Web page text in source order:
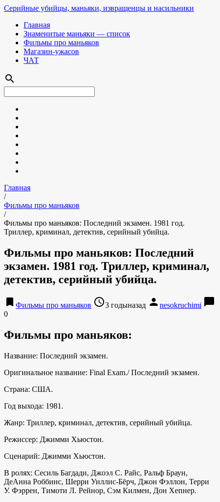
Серийные убийцы, маньяки, извращенцы и насильники
Главная
Знаменитые маньяки — список
Фильмы про маньяков
Магазин-ужасов
ЧАТ
search
Главная
/
Фильмы про маньяков
/
Фильмы про маньяков: Последний экзамен. 1981 год.
Триллер, криминал, детектив, серийный убийца.
Фильмы про маньяков: Последний
экзамен. 1981 год. Триллер, криминал,
детектив, серийный убийца.
bookmark Фильмы про маньяков access_time3 годыназад person nesokruchimi chat_bubble
0
Фильмы про маньяков:
Название: Последний экзамен.
Оригинальное название: Final Exam./ Последний экзамен.
Страна: США.
Год выхода: 1981.
Жанр: Триллер, криминал, детектив, серийный убийца.
Режиссер: Джимми Хьюстон.
Сценарий: Джимми Хьюстон.
В ролях: Сесиль Багдади, Джоэл С. Райс, Ральф Браун,
ДеАнна Роббинс, Шерри Уиллис-Бёрч, Джон Фэллон, Терри
У. Фэррен, Тимоти Л. Рейнор, Сэм Килмен, Дон Хепнер.